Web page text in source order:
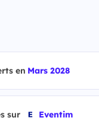
en Mars 2028
sur Eventim